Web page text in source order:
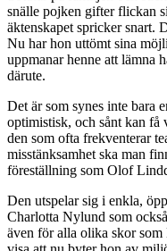
snälle pojken gifter flickan
äktenskapet spricker snart.
Nu har hon uttömt sina
uppmanar henne att lämna
därute.
Det är som synes inte bara
optimistisk, och sånt kan
den som ofta frekventerar
misstänksamhet ska man
föreställning som Olof
Den utspelar sig i enkla,
Charlotta Nylund som
även för alla olika skor